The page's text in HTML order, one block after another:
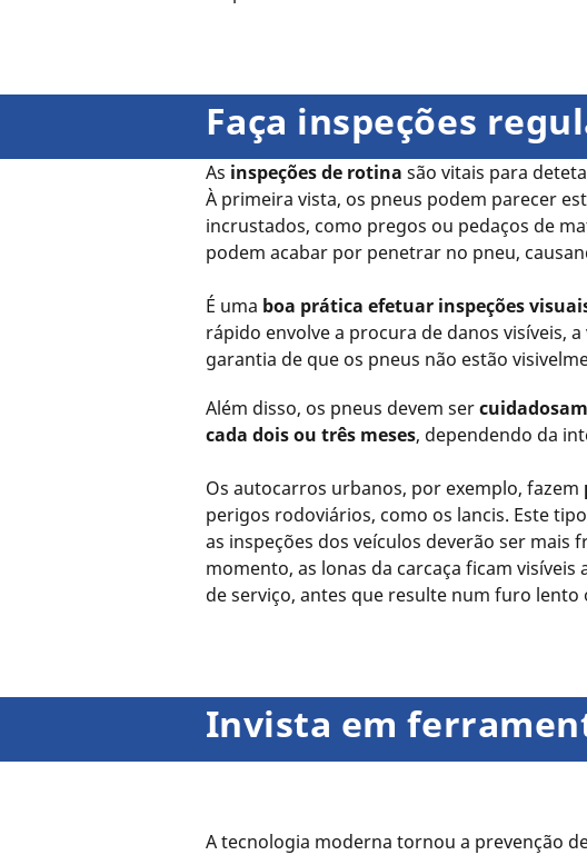
Faça inspeções
As inspeções de rotina são vitais para
À primeira vista, os pneus podem parecer
incrustados, como pregos ou pedaços de
podem acabar por penetrar no pneu,
É uma boa prática efetuar inspeções
rápido envolve a procura de danos visíveis,
garantia de que os pneus não estão
Além disso, os pneus devem ser
cada dois ou três meses, dependendo da
Os autocarros urbanos, por exemplo, fazem
perigos rodoviários, como os lancis. Este
as inspeções dos veículos deverão ser
momento, as lonas da carcaça ficam
de serviço, antes que resulte num furo lento
Invista em
A tecnologia moderna tornou a prevenção